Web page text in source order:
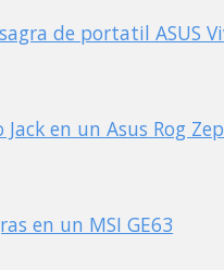
de portatil ASUS
en un Asus Rog
en un MSI GE63